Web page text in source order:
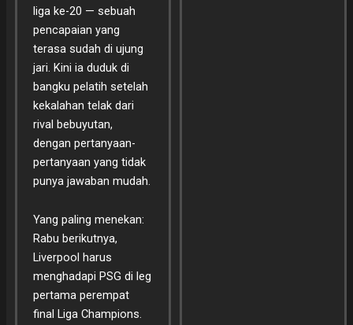
liga ke-20 — sebuah
pencapaian yang
terasa sudah di ujung
jari. Kini ia duduk di
bangku pelatih setelah
kekalahan telak dari
rival bebuyutan,
dengan pertanyaan-
pertanyaan yang tidak
punya jawaban mudah.
Yang paling menekan:
Rabu berikutnya,
Liverpool harus
menghadapi PSG di leg
pertama perempat
final Liga Champions.